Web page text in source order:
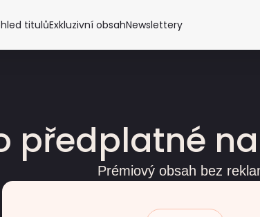
titulůExkluzivní obsahNewslettery
předplatné
Prémiový obsah bez